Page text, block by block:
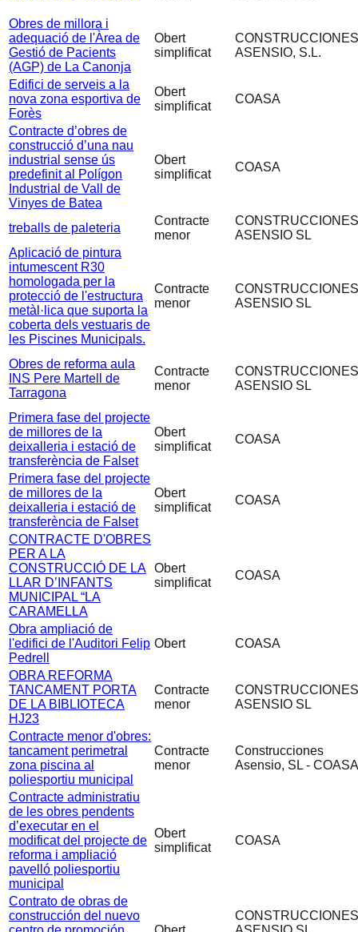
Obres de millora i
adequació de l'Àrea de
Gestió de Pacients
(AGP) de La Canonja
Obert
simplificat
CONSTRUCCIONES
ASENSIO, S.L.
Edifici de serveis a la
nova zona esportiva de
Forès
Obert
simplificat
COASA
Contracte d’obres de
construcció d’una nau
industrial sense ús
predefinit al Polígon
Industrial de Vall de
Vinyes de Batea
Obert
simplificat
COASA
treballs de paleteria
Contracte
menor
CONSTRUCCIONES
ASENSIO SL
Aplicació de pintura
intumescent R30
homologada per la
protecció de l'estructura
metàl·lica que suporta la
coberta dels vestuaris de
les Piscines Municipals.
Contracte
menor
CONSTRUCCIONES
ASENSIO SL
Obres de reforma aula
INS Pere Martell de
Tarragona
Contracte
menor
CONSTRUCCIONES
ASENSIO SL
Primera fase del projecte
de millores de la
deixalleria i estació de
transferència de Falset
Obert
simplificat
COASA
Primera fase del projecte
de millores de la
deixalleria i estació de
transferència de Falset
Obert
simplificat
COASA
CONTRACTE D'OBRES
PER A LA
CONSTRUCCIÓ DE LA
LLAR D’INFANTS
MUNICIPAL “LA
CARAMELLA
Obert
simplificat
COASA
Obra ampliació de
l'edifici de l'Auditori Felip
Pedrell
Obert COASA
OBRA REFORMA
TANCAMENT PORTA
DE LA BIBLIOTECA
HJ23
Contracte
menor
CONSTRUCCIONES
ASENSIO SL
Contracte menor d'obres:
tancament perimetral
zona piscina al
poliesportiu municipal
Contracte
menor
Construcciones
Asensio, SL - COASA
Contracte administratiu
de les obres pendents
d’executar en el
modificat del projecte de
reforma i ampliació
pavelló poliesportiu
municipal
Obert
simplificat
COASA
Contrato de obras de
construcción del nuevo
CONSTRUCCIONES